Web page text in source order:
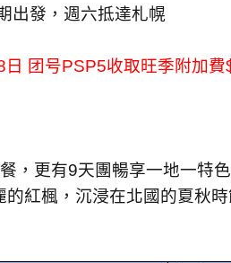
出發， 週六抵達札幌
日 团号PSP5收取旺季附加費
，更有9天團暢享一地一特
紅楓，沉浸在北國的夏秋